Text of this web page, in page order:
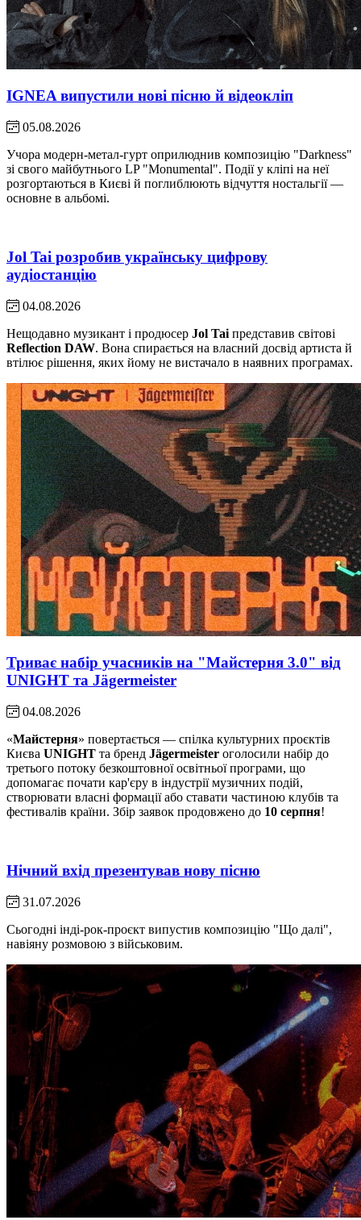
IGNEA випустили нові пісню й відеокліп
05.08.2026
Учора модерн-метал-гурт оприлюднив композицію "Darkness"
зі свого майбутнього LP "Monumental". Події у кліпі на неї
розгортаються в Києві й поглиблюють відчуття ностальгії —
основне в альбомі.
Jol Tai розробив українську цифрову
аудіостанцію
04.08.2026
Нещодавно музикант і продюсер Jol Tai представив світові
Reflection DAW. Вона спирається на власний досвід артиста й
втілює рішення, яких йому не вистачало в наявних програмах.
Триває набір учасників на "Майстерня 3.0" від
UNIGHT та Jägermeister
04.08.2026
«Майстерня» повертається — спілка культурних проєктів
Києва UNIGHT та бренд Jägermeister оголосили набір до
третього потоку безкоштовної освітньої програми, що
допомагає почати кар'єру в індустрії музичних подій,
створювати власні формації або ставати частиною клубів та
фестивалів країни. Збір заявок продовжено до 10 серпня!
Нічний вхід презентував нову пісню
31.07.2026
Сьогодні інді-рок-проєкт випустив композицію "Що далі",
навіяну розмовою з військовим.